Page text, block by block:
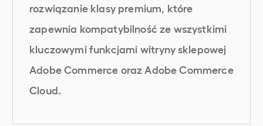
rozwiązanie klasy premium, które
zapewnia kompatybilność ze wszystkimi
kluczowymi funkcjami witryny sklepowej
Adobe Commerce oraz Adobe Commerce
Cloud.